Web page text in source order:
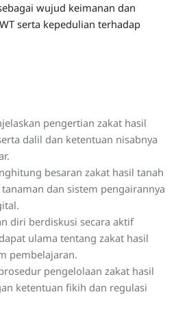
wujud keimanan dan
serta kepedulian terhadap
pengertian zakat hasil
dalil dan ketentuan nisabnya
besaran zakat hasil tanah
dan sistem pengairannya
diri berdiskusi secara aktif
ulama tentang zakat hasil
pembelajaran.
pengelolaan zakat hasil
ketentuan fikih dan regulasi